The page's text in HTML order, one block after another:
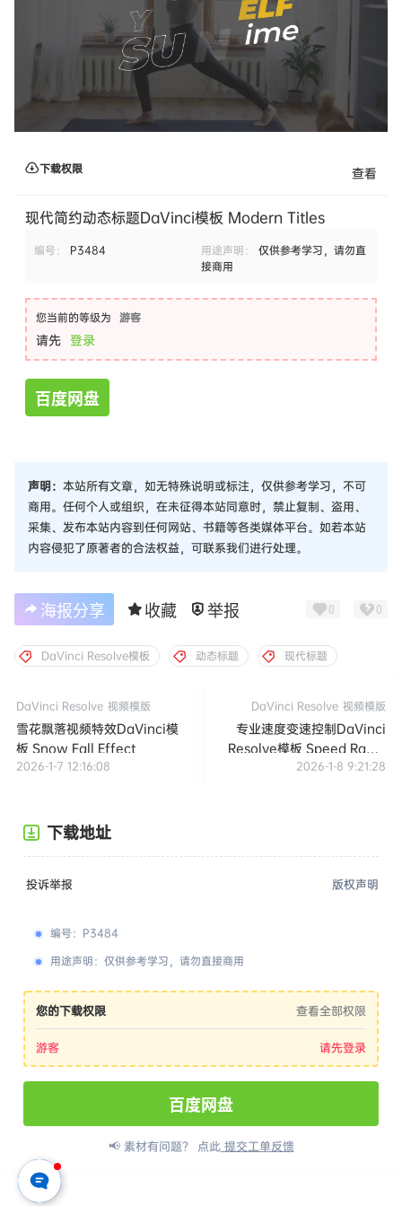
下载权限 查看
现代简约动态标题DaVinci模板 Modern Titles
编号： P3484 用途声明：
仅供参考学习，请勿直
接商用
您当前的等级为 游客
请先 登录
百度网盘
声明： 本站所有文章，如无特殊说明或标注，仅供参考学习，不可
商用。任何个人或组织，在未征得本站同意时，禁止复制、盗用、
采集、发布本站内容到任何网站、书籍等各类媒体平台。如若本站
内容侵犯了原著者的合法权益，可联系我们进行处理。
海报分享 收藏 举报 0 0
DaVinci Resolve模板 动态标题 现代标题
DaVinci Resolve 视频模版
雪花飘落视频特效DaVinci模
板 Snow Fall Effect
2026-1-7 12:16:08
DaVinci Resolve 视频模版
专业速度变速控制DaVinci
Resolve模板 Speed Ramp
Pro
2026-1-8 9:21:28
下载地址
投诉举报 版权声明
编号： P3484
用途声明： 仅供参考学习，请勿直接商用
您的下载权限 查看全部权限
游客 请先登录
百度网盘
📢 素材有问题？ 点此提交工单反馈